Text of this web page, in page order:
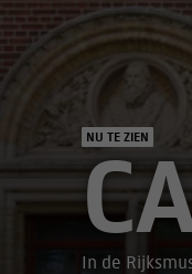
NU TE ZIEN
In de